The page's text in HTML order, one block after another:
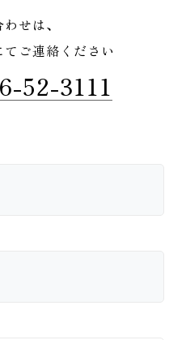
せは、
ご連絡ください
52-3111